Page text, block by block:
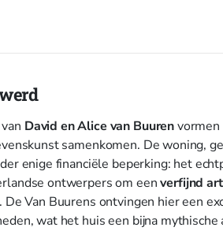
David en Alice van Buuren
samenkomen. De woning,
enige financiële beperking: het
ontwerpers om eenverfijnd
Van Buurens ontvingen hier een
wat het huis een bijna